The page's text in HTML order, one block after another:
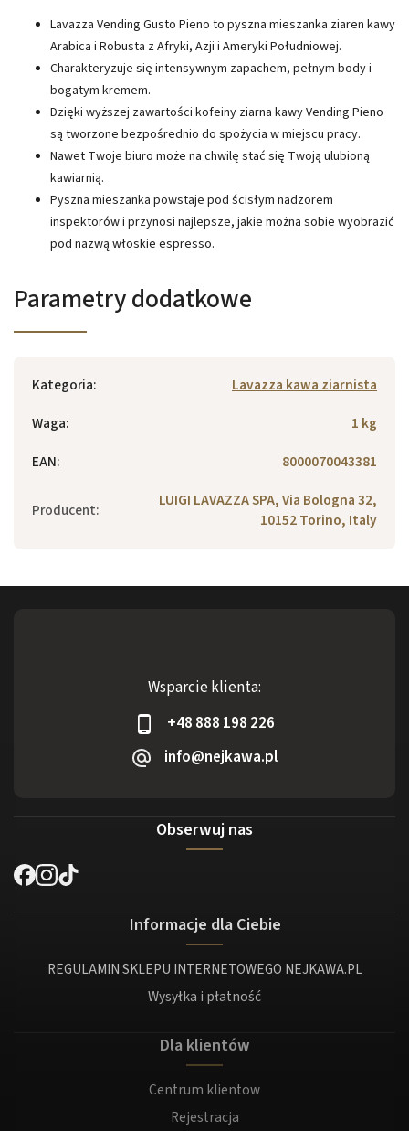
Lavazza Vending Gusto Pieno to pyszna mieszanka ziaren kawy
Arabica i Robusta z Afryki, Azji i Ameryki Południowej.
Charakteryzuje się intensywnym zapachem, pełnym body i
bogatym kremem.
Dzięki wyższej zawartości kofeiny ziarna kawy Vending Pieno
są tworzone bezpośrednio do spożycia w miejscu pracy.
Nawet Twoje biuro może na chwilę stać się Twoją ulubioną
kawiarnią.
Pyszna mieszanka powstaje pod ścisłym nadzorem
inspektorów i przynosi najlepsze, jakie można sobie wyobrazić
pod nazwą włoskie espresso.
Parametry dodatkowe
Kategoria:
Lavazza kawa ziarnista
Waga:
1 kg
EAN: 8000070043381
Producent:
LUIGI LAVAZZA SPA, Via Bologna 32,
10152 Torino, Italy
Wsparcie klienta:
+48 888 198 226
info@nejkawa.pl
Obserwuj nas
Informacje dla Ciebie
REGULAMIN SKLEPU INTERNETOWEGO NEJKAWA.PL
Wysyłka i płatność
Dla klientów
Centrum klientow
Rejestracja